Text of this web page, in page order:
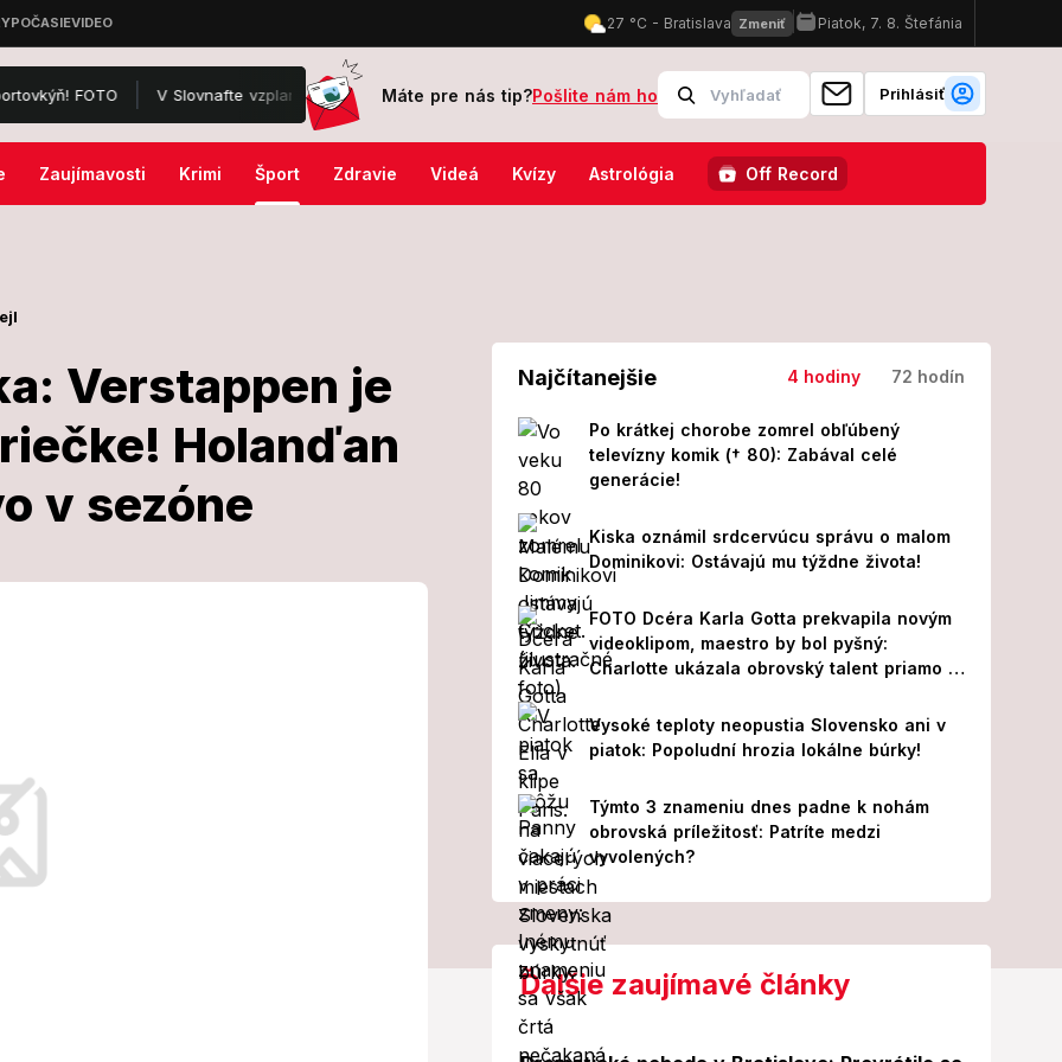
V Slovnafte vzplanula nádrž: Odhalili, čo predchádzalo požiaru! Neďaleká obec varuje ľudí FOTO Adela Vinczeová sa konečne
Máte pre nás tip?Pošlite nám ho Prihlásiť
Zaujímavosti Krimi Šport Zdravie Videá Kvízy Astrológia Off Record
Verstappen je
Holanďan
v sezóne
späť na
v
Najčítanejšie 4 hodiny 72 hodín
Po krátkej chorobe zomrel obľúbený
televízny komik († 80): Zabával celé
generácie!
Kiska oznámil srdcervúcu správu o malom
Dominikovi: Ostávajú mu týždne života!
FOTO Dcéra Karla Gotta prekvapila novým
videoklipom, maestro by bol pyšný:
Charlotte ukázala obrovský talent priamo v
Vysoké teploty neopustia Slovensko ani v
piatok: Popoludní hrozia lokálne búrky!
Týmto 3 znameniu dnes padne k nohám
obrovská príležitosť: Patríte medzi
vyvolených?
Ďalšie zaujímavé články